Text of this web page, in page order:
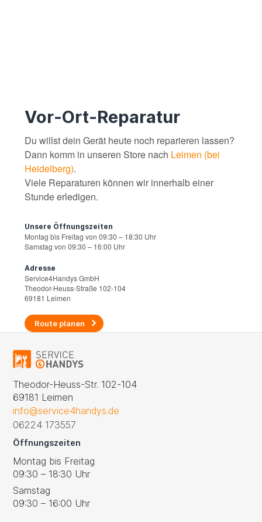
Vor-Ort-Reparatur
Du willst dein Gerät heute noch reparieren lassen?
Dann komm in unseren Store nach Leimen (bei
Heidelberg).
Viele Reparaturen können wir innerhalb einer
Stunde erledigen.
Unsere Öffnungszeiten
Montag bis Freitag von 09:30 – 18:30 Uhr
Samstag von 09:30 – 16:00 Uhr
Adresse
Service4Handys GmbH
Theodor-Heuss-Straße 102-104
69181 Leimen
Route planen
Theodor-Heuss-Str. 102-104
69181 Leimen
info@service4handys.de
06224 173557
Öffnungszeiten
Montag bis Freitag
09:30 – 18:30 Uhr
Samstag
09:30 – 16:00 Uhr